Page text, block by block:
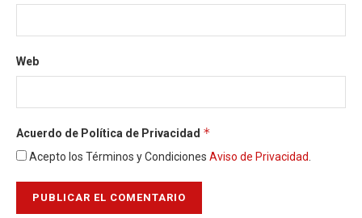
Web
Acuerdo de Política de Privacidad *
Acepto los Términos y Condiciones Aviso de Privacidad